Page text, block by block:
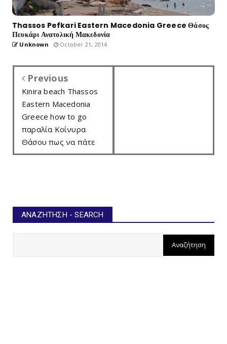
Thassos Pefkari Eastern Macedonia Greece Θάσος
Πευκάρι Ανατολική Μακεδονία
Unknown October 21, 2014
Previous
Kinira beach Thassos
Eastern Macedonia
Greece how to go
παραλία Κοίνυρα
Θάσου πως να πάτε
ΑΝΑΖΉΤΗΣΗ - SEARCH